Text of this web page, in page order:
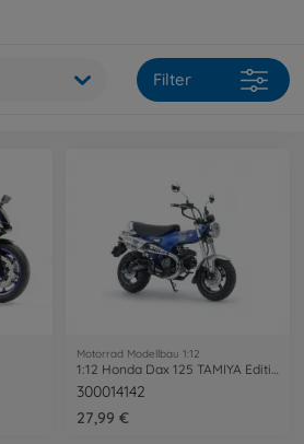
Filter
Motorrad Modellbau 1:12
1:12 Honda Dax 125 TAMIYA Edition
300014142
27,99 €